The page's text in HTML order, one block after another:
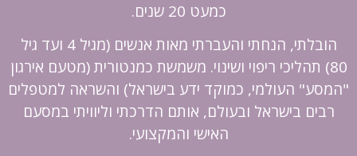
כמעט 20 שנים.
הובלתי, הנחתי והעברתי מאות אנשים (מגיל 4 ועד גיל
80) תהליכי ריפוי ושינוי. משמשת כמנטורית (מטעם אירגון
"המסע" העולמי, כמוקד ידע בישראל) והשראה למטפלים
רבים בישראל ובעולם, אותם הדרכתי וליוויתי במסעם
האישי והמקצועי.